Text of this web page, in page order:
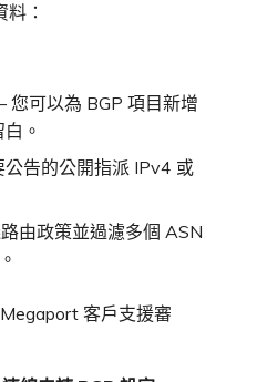
：
您可以為 BGP 項目新增
。
告的公開指派 IPv4 或
由政策並過濾多個 ASN
客戶支援審